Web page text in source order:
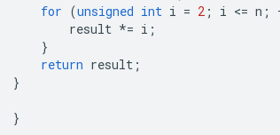
for (unsigned int i = 2 ; i <= n ;
result *= i ;
}
return result ;
}
}